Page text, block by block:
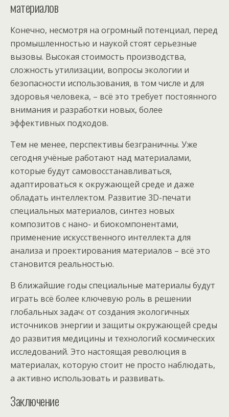
материалов
Конечно, несмотря на огромный потенциал, перед
промышленностью и наукой стоят серьезные
вызовы. Высокая стоимость производства,
сложность утилизации, вопросы экологии и
безопасности использования, в том числе и для
здоровья человека, – всё это требует постоянного
внимания и разработки новых, более
эффективных подходов.
Тем не менее, перспективы безграничны. Уже
сегодня учёные работают над материалами,
которые будут самовосстанавливаться,
адаптироваться к окружающей среде и даже
обладать интеллектом. Развитие 3D-печати
специальных материалов, синтез новых
композитов с нано- и биокомпонентами,
применение искусственного интеллекта для
анализа и проектирования материалов – всё это
становится реальностью.
В ближайшие годы специальные материалы будут
играть всё более ключевую роль в решении
глобальных задач: от создания экологичных
источников энергии и защиты окружающей среды
до развития медицины и технологий космических
исследований. Это настоящая революция в
материалах, которую стоит не просто наблюдать,
а активно использовать и развивать.
Заключение